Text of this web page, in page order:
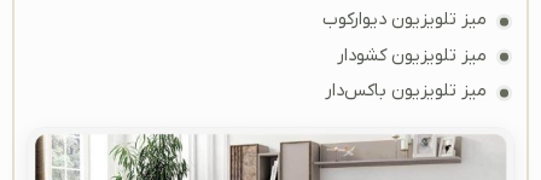
میز تلویزیون دیوارکوب
میز تلویزیون کشودار
میز تلویزیون باکس‌دار